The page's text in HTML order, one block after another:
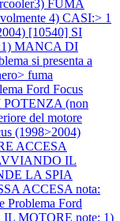
FUMA
4) CASI:> 1
[10540] SI
MANCA DI
si presenta a
fuma
Ford Focus
(non
del motore
(1998>2004)
ACCESA
IL
LA SPIA
ACCESA nota:
Problema Ford
IL MOTORE note: 1)